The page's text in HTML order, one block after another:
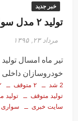
خبر جدید
تولید ۲ مدل سواری متوقف شد
مرداد ۲۳, ۱۳۹۵
تیر ماه امسال
خودروسازان
2 شد ۲ متوقف
تولید متوقف
تولید
سایت خبری
سواری